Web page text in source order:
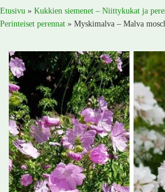
Etusivu » Kukkien siemenet – Niittykukat ja
Perinteiset perennat » Myskimalva – Malva